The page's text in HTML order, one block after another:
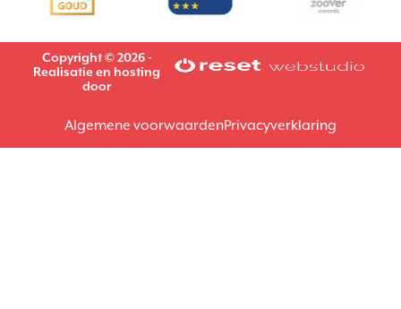
Copyright © 2026 -
Realisatie en hosting
door
Algemene voorwaardenPrivacyverklaring